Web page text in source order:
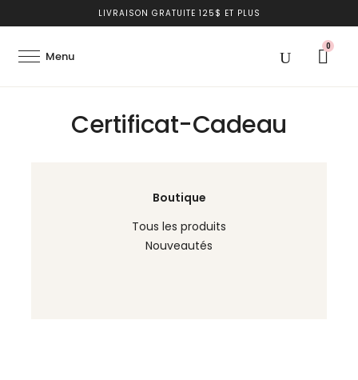
LIVRAISON GRATUITE 125$ ET PLUS
Certificat-Cadeau
Boutique
Tous les produits
Nouveautés
0